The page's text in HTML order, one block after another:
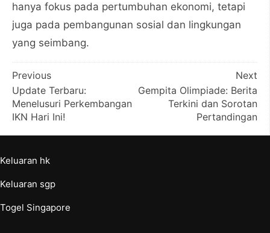
hanya fokus pada pertumbuhan ekonomi, tetapi
juga pada pembangunan sosial dan lingkungan
yang seimbang.
Post
navigation
Previous
Update Terbaru:
Menelusuri Perkembangan
IKN Hari Ini!
Next
Gempita Olimpiade: Berita
Terkini dan Sorotan
Pertandingan
Keluaran hk
Keluaran sgp
Togel Singapore